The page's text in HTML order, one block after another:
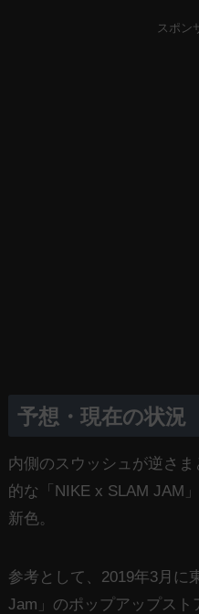
スポン
予想・現在の状況
内側のスウッシュが逆さ
的な「NIKE x SLAM JAM
新色。
参考として、2019年3月に
Jam」のポップアップスト